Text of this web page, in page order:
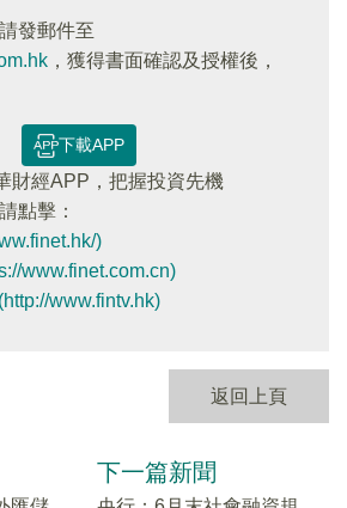
發郵件至
，獲得書面確認及授權後，
下載APP
財經APP，把握投資先機
點擊：
)
www.finet.com.cn)
(http://www.fintv.hk)
返回上頁
下一篇新聞